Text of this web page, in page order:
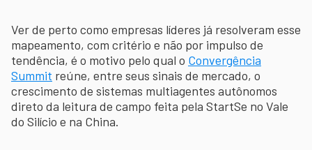
Ver de perto como empresas líderes já resolveram esse
mapeamento, com critério e não por impulso de
tendência, é o motivo pelo qual o Convergência
Summit reúne, entre seus sinais de mercado, o
crescimento de sistemas multiagentes autônomos
direto da leitura de campo feita pela StartSe no Vale
do Silício e na China.